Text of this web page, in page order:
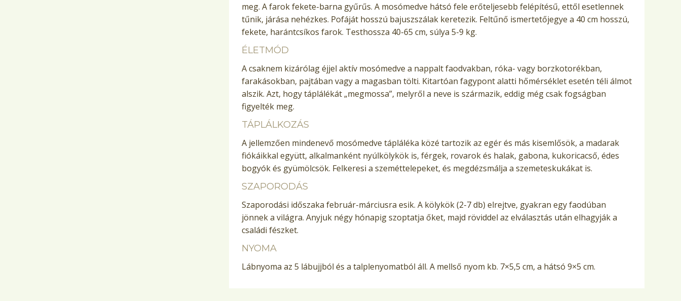
meg. A farok fekete-barna gyűrűs. A mosómedve hátsó fele erőteljesebb felépítésű, ettől esetlennek
tűnik, járása nehézkes. Pofáját hosszú bajuszszálak keretezik. Feltűnő ismertetőjegye a 40 cm hosszú,
fekete, harántcsíkos farok. Testhossza 40-65 cm, súlya 5-9 kg.
ÉLETMÓD
A csaknem kizárólag éjjel aktív mosómedve a nappalt faodvakban, róka- vagy borzkotorékban,
farakásokban, pajtában vagy a magasban tölti. Kitartóan fagypont alatti hőmérséklet esetén téli álmot
alszik. Azt, hogy táplálékát „megmossa”, melyről a neve is származik, eddig még csak fogságban
figyelték meg.
TÁPLÁLKOZÁS
A jellemzően mindenevő mosómedve tápláléka közé tartozik az egér és más kisemlősök, a madarak
fiókáikkal együtt, alkalmanként nyúlkölykök is, férgek, rovarok és halak, gabona, kukoricacső, édes
bogyók és gyümölcsök. Felkeresi a szeméttelepeket, és megdézsmálja a szemeteskukákat is.
SZAPORODÁS
Szaporodási időszaka február-márciusra esik. A kölykök (2-7 db) elrejtve, gyakran egy faodúban
jönnek a világra. Anyjuk négy hónapig szoptatja őket, majd röviddel az elválasztás után elhagyják a
családi fészket.
NYOMA
Lábnyoma az 5 lábujjból és a talplenyomatból áll. A mellső nyom kb. 7×5,5 cm, a hátsó 9×5 cm.